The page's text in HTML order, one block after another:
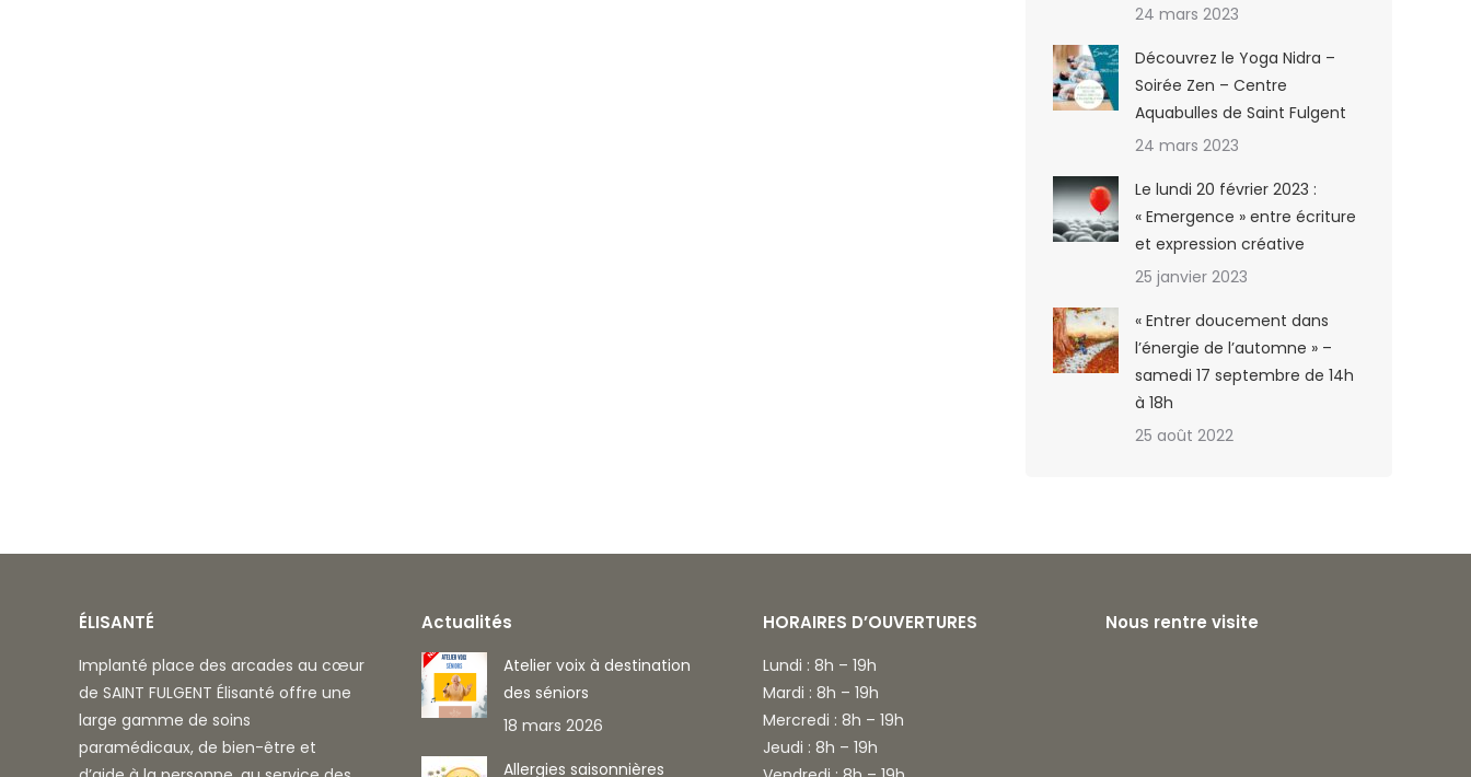
24 mars 2023
Découvrez le Yoga Nidra –
Soirée Zen – Centre
Aquabulles de Saint Fulgent
24 mars 2023
Le lundi 20 février 2023 :
« Emergence » entre écriture
et expression créative
25 janvier 2023
« Entrer doucement dans
l’énergie de l’automne » –
samedi 17 septembre de 14h
à 18h
25 août 2022
ÉLISANTÉ
Implanté place des arcades au cœur
de SAINT FULGENT Élisanté offre une
large gamme de soins
paramédicaux, de bien-être et
Actualités
Atelier voix à destination
des séniors
18 mars 2026
Allergies saisonnières
HORAIRES D’OUVERTURES
Lundi : 8h – 19h
Mardi : 8h – 19h
Mercredi : 8h – 19h
Jeudi : 8h – 19h
Nous rentre visite